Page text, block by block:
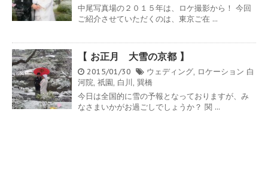
中尾写真場の２０１５年は、ロケ撮影から！ 今回
ご紹介させていただくのは、東京ご在 ...
【 お正月 大雪の京都 】
2015/01/30 ウェディング, ロケーション 白
河院, 祇園, 白川, 巽橋
今日は全国的に雪の予報となっておりますが、み
なさまいかがお過ごしでしょうか？ 関 ...